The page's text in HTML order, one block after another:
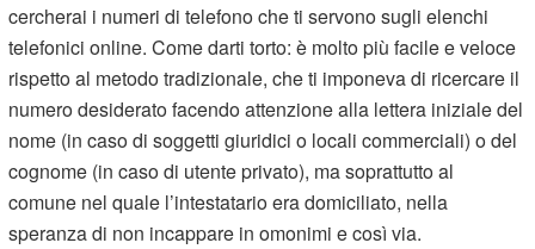
cercherai i numeri di telefono che ti servono sugli elenchi
telefonici online. Come darti torto: è molto più facile e veloce
rispetto al metodo tradizionale, che ti imponeva di ricercare il
numero desiderato facendo attenzione alla lettera iniziale del
nome (in caso di soggetti giuridici o locali commerciali) o del
cognome (in caso di utente privato), ma soprattutto al
comune nel quale l’intestatario era domiciliato, nella
speranza di non incappare in omonimi e così via.